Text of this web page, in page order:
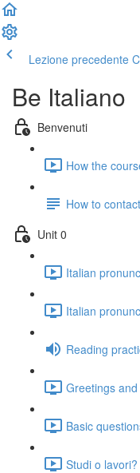
Lezione precedente
Be Italiano
Benvenuti
How the
How to
Unit 0
Italian
Italian
Reading
Greetings
Basic
Studi o